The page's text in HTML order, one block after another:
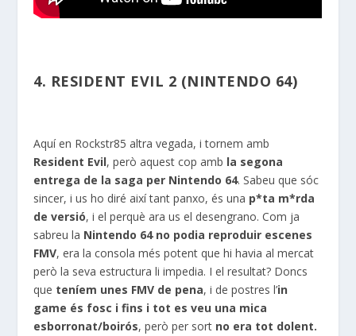
4. RESIDENT EVIL 2 (NINTENDO 64)
Aquí en Rockstr85 altra vegada, i tornem amb
Resident Evil, però aquest cop amb la segona
entrega de la saga per Nintendo 64. Sabeu que sóc
sincer, i us ho diré així tantpanxo, és una p*ta m*rda
de versió, i el perquè ara us el desengrano. Com ja
sabreu la Nintendo 64 no podia reproduir escenes
FMV, era la consola més potent que hi havia al mercat
però la seva estructura li impedia. I el resultat? Doncs
que teníem unes FMV de pena, i de postres l’in
game és fosc i fins i tot es veu una mica
esborronat/boirós, però per sort no era tot dolent.